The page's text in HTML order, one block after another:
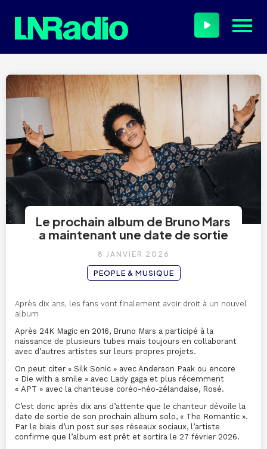
Le prochain album de Bruno Mars
a maintenant une date de sortie
8 JANVIER 2026
PEOPLE & MUSIQUE
Après dix ans, les fans vont finalement avoir droit à un nouvel
album
Après 24K Magic en 2016, Bruno Mars a participé à la
naissance de plusieurs tubes mais toujours en collaborant
avec d’autres artistes sur leurs propres projets.
On peut citer « Silk Sonic » avec Anderson Paak ou encore
« Die with a smile » avec Lady gaga et plus récemment
« APT » avec la chanteuse coréo-néo-zélandaise, Rosé.
C’est donc après dix ans d’attente que le chanteur dévoile la
date de sortie de son prochain album solo, « The Romantic ».
Par le biais d’un post sur ses réseaux sociaux, l’artiste
confirme que l’album est prêt et sortira le 27 février 2026.